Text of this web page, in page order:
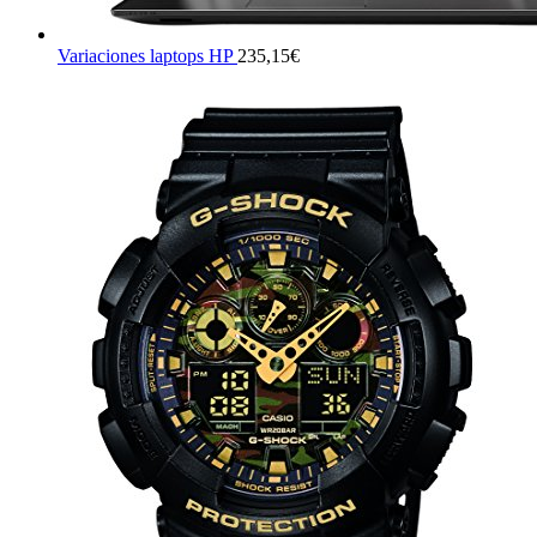
Variaciones laptops HP 235,15€